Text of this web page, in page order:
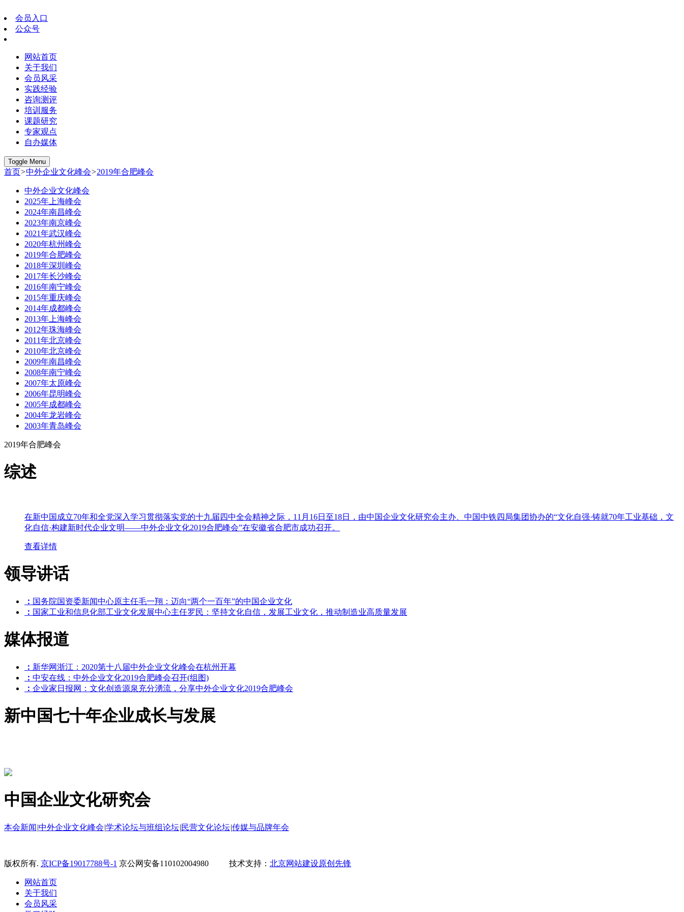
会员入口
公众号
网站首页
关于我们
会员风采
实践经验
咨询测评
培训服务
课题研究
专家观点
自办媒体
Toggle Menu
首页>中外企业文化峰会>2019年合肥峰会
中外企业文化峰会
2025年上海峰会
2024年南昌峰会
2023年南京峰会
2021年武汉峰会
2020年杭州峰会
2019年合肥峰会
2018年深圳峰会
2017年长沙峰会
2016年南宁峰会
2015年重庆峰会
2014年成都峰会
2013年上海峰会
2012年珠海峰会
2011年北京峰会
2010年北京峰会
2009年南昌峰会
2008年南宁峰会
2007年太原峰会
2006年昆明峰会
2005年成都峰会
2004年龙岩峰会
2003年青岛峰会
2019年合肥峰会
综述
在新中国成立70年和全党深入学习贯彻落实党的十九届四中全会精神之际，11月16日至18日，由中国企业文化研究会主办、中国中铁四局集团协办的“文化自强·铸就70年工业基础，文
化自信·构建新时代企业文明——中外企业文化2019合肥峰会”在安徽省合肥市成功召开。
查看详情
领导讲话
： 国务院国资委新闻中心原主任毛一翔：迈向“两个一百年”的中国企业文化
： 国家工业和信息化部工业文化发展中心主任罗民：坚持文化自信，发展工业文化，推动制造业高质量发展
媒体报道
： 新华网浙江：2020第十八届中外企业文化峰会在杭州开幕
： 中安在线：中外企业文化2019合肥峰会召开(组图)
： 企业家日报网：文化创造源泉充分湧流，分享中外企业文化2019合肥峰会
新中国七十年企业成长与发展
中国企业文化研究会
本会新闻 |中外企业文化峰会|学术论坛与班组论坛|民营文化论坛|传媒与品牌年会
版权所有. 京ICP备19017788号-1 京公网安备110102004980 技术支持： 北京网站建设原创先锋
网站首页
关于我们
会员风采